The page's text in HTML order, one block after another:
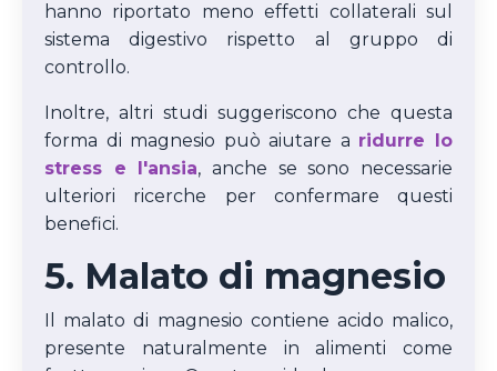
hanno riportato meno effetti collaterali sul
sistema digestivo rispetto al gruppo di
controllo.
Inoltre, altri studi suggeriscono che questa
forma di magnesio può aiutare a ridurre lo
stress e l'ansia, anche se sono necessarie
ulteriori ricerche per confermare questi
benefici.
5. Malato di magnesio
Il malato di magnesio contiene acido malico,
presente naturalmente in alimenti come